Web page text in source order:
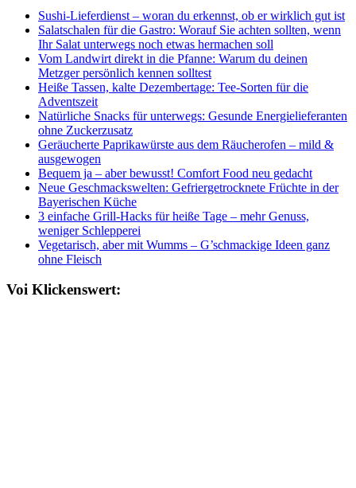
Sushi-Lieferdienst – woran du erkennst, ob er wirklich gut ist
Salatschalen für die Gastro: Worauf Sie achten sollten, wenn
Ihr Salat unterwegs noch etwas hermachen soll
Vom Landwirt direkt in die Pfanne: Warum du deinen
Metzger persönlich kennen solltest
Heiße Tassen, kalte Dezembertage: Tee-Sorten für die
Adventszeit
Natürliche Snacks für unterwegs: Gesunde Energielieferanten
ohne Zuckerzusatz
Geräucherte Paprikawürste aus dem Räucherofen – mild &
ausgewogen
Bequem ja – aber bewusst! Comfort Food neu gedacht
Neue Geschmackswelten: Gefriergetrocknete Früchte in der
Bayerischen Küche
3 einfache Grill-Hacks für heiße Tage – mehr Genuss,
weniger Schlepperei
Vegetarisch, aber mit Wumms – G’schmackige Ideen ganz
ohne Fleisch
Voi Klickenswert: